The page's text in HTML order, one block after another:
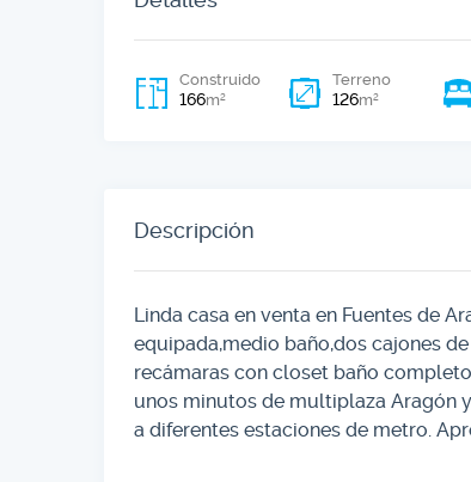
Construido
166m2
Terreno
126m2
Descripción
Linda casa en venta en Fuentes de
equipada,medio baño,dos cajones
recámaras con closet baño
unos minutos de multiplaza Aragón
a diferentes estaciones de metro.